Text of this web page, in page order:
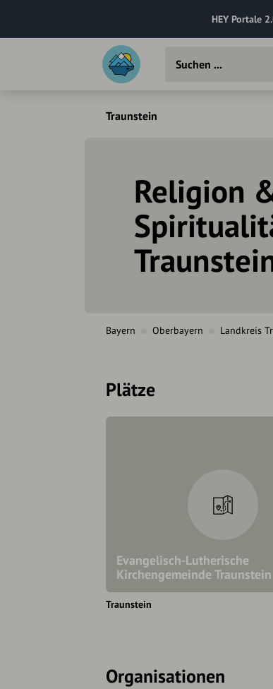
HEY Portale
Traunstein
Religion
Bayern Oberbayern Landkreis
Plätze
Evangelisch-Lutherische
Kirchengemeinde Traunstein
Traunstein
Organisationen